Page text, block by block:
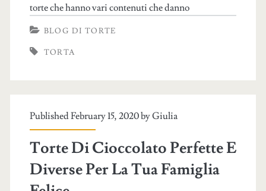
torte che hanno vari contenuti che danno
BLOG DI TORTE
TORTA
Published February 15, 2020 byGiulia
Torte Di Cioccolato Perfette E
Diverse Per La Tua Famiglia